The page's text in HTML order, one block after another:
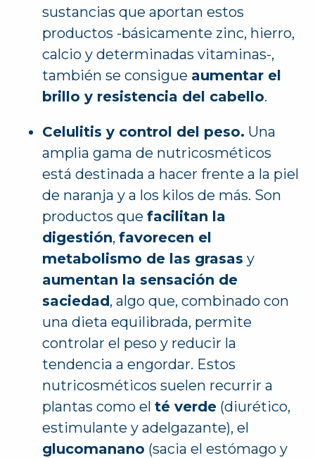
sustancias que aportan estos
productos -básicamente zinc, hierro,
calcio y determinadas vitaminas-,
también se consigue aumentar el
brillo y resistencia del cabello.
Celulitis y control del peso. Una
amplia gama de nutricosméticos
está destinada a hacer frente a la piel
de naranja y a los kilos de más. Son
productos que facilitan la
digestión, favorecen el
metabolismo de las grasas y
aumentan la sensación de
saciedad, algo que, combinado con
una dieta equilibrada, permite
controlar el peso y reducir la
tendencia a engordar. Estos
nutricosméticos suelen recurrir a
plantas como el té verde (diurético,
estimulante y adelgazante), el
glucomanano (sacia el estómago y